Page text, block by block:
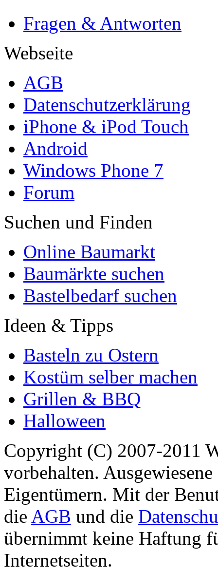
Fragen & Antworten
Webseite
AGB
Datenschutzerklärung
iPhone & iPod Touch
Android
Windows Phone 7
Forum
Suchen und Finden
Online Baumarkt
Baumärkte suchen
Bastelbedarf suchen
Ideen & Tipps
Basteln zu Ostern
Kostüm selber machen
Grillen & BBQ
Halloween
Copyright (C) 2007-2011
vorbehalten.
Eigentümern. Mit der
die AGB und die
übernimmt keine Haftung
Internetseiten.